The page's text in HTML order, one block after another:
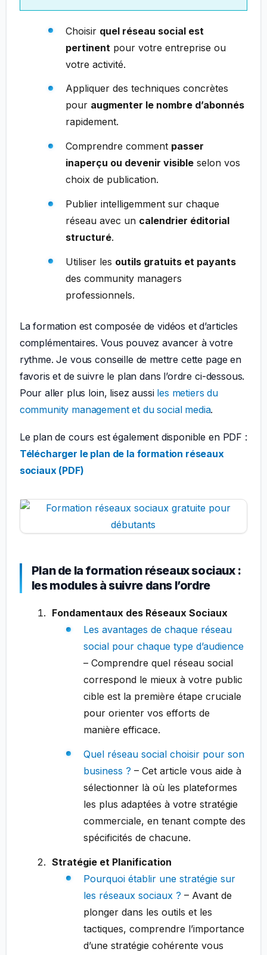
Choisir quel réseau social est
pertinent pour votre entreprise ou
votre activité.
Appliquer des techniques concrètes
pour augmenter le nombre d’abonnés
rapidement.
Comprendre comment passer
inaperçu ou devenir visibleselon vos
choix de publication.
Publier intelligemment sur chaque
réseau avec un calendrier éditorial
structuré.
Utiliser les outils gratuits et payants
des community managers
professionnels.
La formation est composée de vidéos et d’articles
complémentaires. Vous pouvez avancer à votre
rythme. Je vous conseille de mettre cette page en
favoris et de suivre le plan dans l’ordre ci-dessous.
Pour aller plus loin, lisez aussi les metiers du
community management et du social media.
Le plan de cours est également disponible en PDF :
Télécharger le plan de la formation réseaux
sociaux (PDF)
Plan de la formation réseaux sociaux :
les modules à suivre dans l’ordre
Fondamentaux des Réseaux Sociaux
Les avantages de chaque réseau
social pour chaque type d’audience
– Comprendre quel réseau social
correspond le mieux à votre public
cible est la première étape cruciale
pour orienter vos efforts de
manière efficace.
Quel réseau social choisir pour son
business ? – Cet article vous aide à
sélectionner là où les plateformes
les plus adaptées à votre stratégie
commerciale, en tenant compte des
spécificités de chacune.
Stratégie et Planification
Pourquoi établir une stratégie sur
les réseaux sociaux ? – Avant de
plonger dans les outils et les
tactiques, comprendre l’importance
d’une stratégie cohérente vous